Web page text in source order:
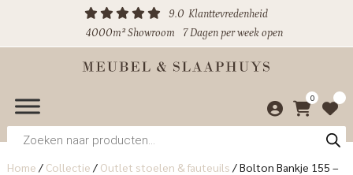
9.0 Klanttevredenheid
4000m² Showroom
7 Dagen per week open
0
Producten
zoeken
Home / Collectie / Outlet stoelen & fauteuils /Bolton Bankje 155 –